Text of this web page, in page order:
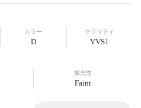
カラー
D
クラリティ
VVS1
蛍光性
Faint